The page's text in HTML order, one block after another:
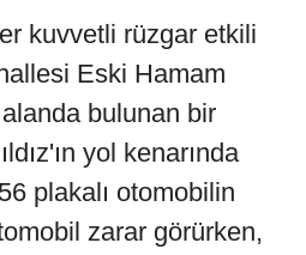
kuvvetli rüzgar etkili
Eski Hamam
bulunan bir
yol kenarında
plakalı otomobilin
zarar görürken,